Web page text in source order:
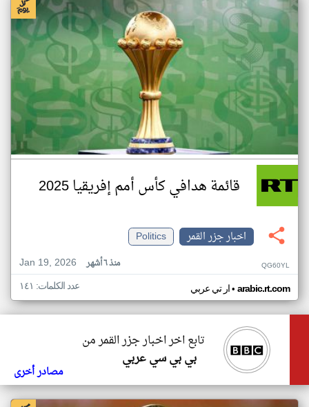
قائمة هدافي كأس أمم إفريقيا 2025
اخبار جزر القمر
Politics
Jan 19, 2026
منذ ٦ أشهر QG60YL
ار تي عربي• arabic.rt.com عدد الكلمات: ١٤١
تابع اخر اخبار جزر القمر من
بي بي سي عربي
مصادر أخرى